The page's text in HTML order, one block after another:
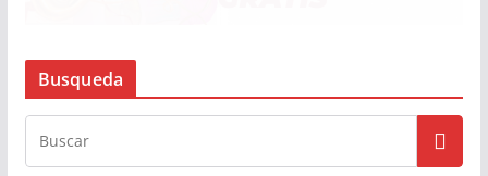
Busqueda